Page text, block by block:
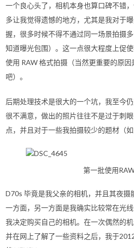
一个良心头了，相机本身也算口碑不错
多让我觉得遗憾的地方，尤其是我对于
握，很多时候不得不通过同一场景拍摄
知道曝光包围）。这一点很大程度上促
使用 RAW 格式拍摄（当然更重要的原
吧）。
后期处理技术是很大的一个坑，我至今
很不满意，做出的照片往往不是过于刺
点，并且对于一些我拍摄较少的题材（
第一批使用
D70s 毕竟是我父亲的相机，并且其夜摄
一方面，另一方面是我确实比较常在光
我决定购买自己的相机。在一次偶然的机
并在网上了解了一些资料之后，我于